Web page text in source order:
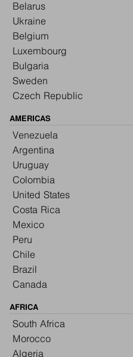
Belarus
Ukraine
Belgium
Luxembourg
Bulgaria
Sweden
Czech Republic
AMERICAS
Venezuela
Argentina
Uruguay
Colombia
United States
Costa Rica
Mexico
Peru
Chile
Brazil
Canada
AFRICA
South Africa
Morocco
Algeria